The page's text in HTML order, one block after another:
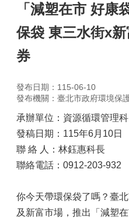
「減塑在市 好康
保袋 東三水街x
券
發布日期：115-06-10
發布機關：臺北市政府環境保
承辦單位：資源循環管理科
發稿日期：115年6月10日
聯 絡 人：林鈺惠科長
聯絡電話：0912-203-932
你今天帶環保袋了嗎？臺
及新富市場，推出「減塑